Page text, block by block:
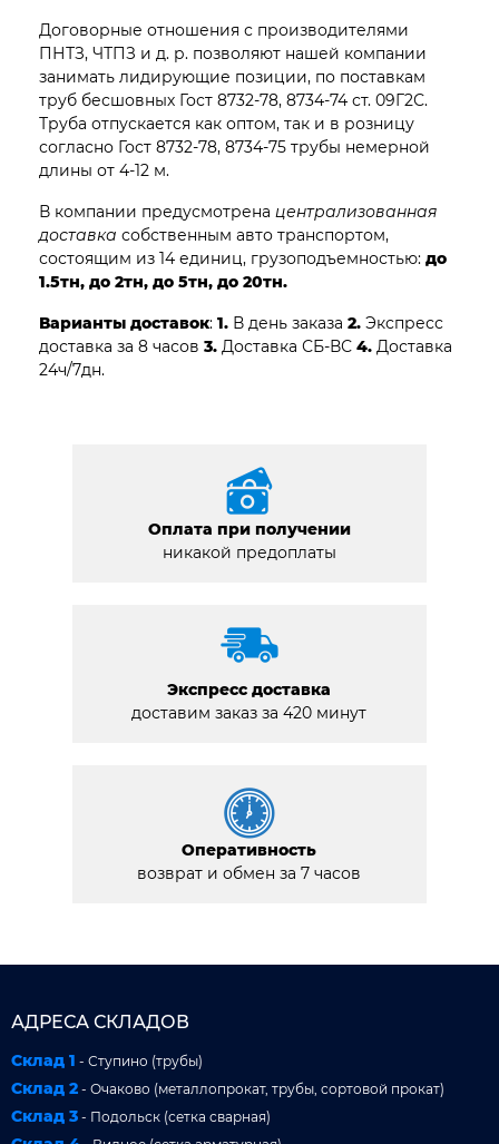
Договорные отношения с производителями
ПНТЗ, ЧТПЗ и д. р. позволяют нашей компании
занимать лидирующие позиции, по поставкам
труб бесшовных Гост 8732-78, 8734-74 ст. 09Г2С.
Труба отпускается как оптом, так и в розницу
согласно Гост 8732-78, 8734-75 трубы немерной
длины от 4-12 м.
В компании предусмотрена централизованная
доставка собственным авто транспортом,
состоящим из 14 единиц, грузоподъемностью: до
1.5тн, до 2тн, до 5тн, до 20тн.
Варианты доставок: 1. В день заказа 2. Экспресс
доставка за 8 часов 3. Доставка СБ-ВС 4. Доставка
24ч/7дн.
Оплата при получении
никакой предоплаты
Экспресс доставка
доставим заказ за 420 минут
Оперативность
возврат и обмен за 7 часов
АДРЕСА СКЛАДОВ
Склад 1 - Ступино (трубы)
Склад 2 - Очаково (металлопрокат, трубы, сортовой прокат)
Склад 3 - Подольск (сетка сварная)